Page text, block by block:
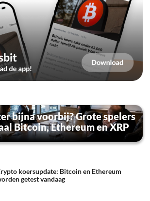
bijna voorbij? Grote spelers
Bitcoin, Ethereum en XRP
koersupdate: Bitcoin en Ethereum
getest vandaag